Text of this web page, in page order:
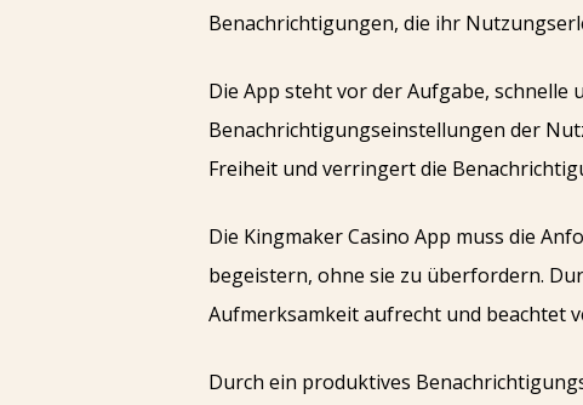
Benachrichtigungen, die ihr
Die App steht vor der Aufgabe,
Benachrichtigungseinstellungen der
Freiheit und verringert die
Die Kingmaker Casino App muss die
begeistern, ohne sie zu überfordern.
Aufmerksamkeit aufrecht und beachtet
Durch ein produktives